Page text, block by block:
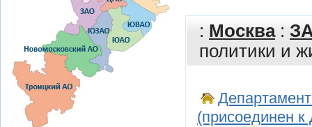
: Москва:
политики и
(присоединен к